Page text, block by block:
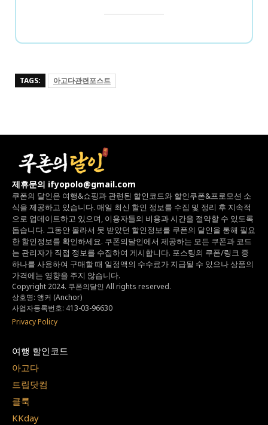
TAGS: 아고다관련포스트
제휴문의 ifyopolo@gmail.com
쿠폰의 달인은 여행&쇼핑과 관련된 할인코드와 할인쿠폰&프로모션 소
식을 제공하고 있습니다. 매일 최신 할인 정보를 수집 및 정리 후 지속적
으로 업데이트하고 있으며, 이용자들의 비용과 시간을 절약할 수 있도록
돕습니다. 그동안 몰라서 못 받았던 할인정보를 쿠폰의 달인을 통해 필요
한 할인정보를 확인하세요. 쿠폰의달인에서 제공하는 모든 쿠폰과 코드
는 관리자가 직접 정보를 수집하여 게시합니다. 포스팅의 쿠폰/링크 중
하나를 사용하여 구매할 때 일정액의 수수료가 지급될 수 있으나상품의
가격에는 영향을 주지 않습니다.
Copyright 2024. 쿠폰의달인 All rights reserved.
상호명: 앵커 (Anchor)
사업자등록번호: 413-03-96630
Privacy Policy
여행 할인코드
아고다
트립닷컴
클룩
KKday